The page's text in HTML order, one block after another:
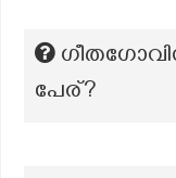
പേര്?